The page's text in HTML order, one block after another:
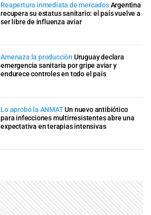
Reapertura inmediata de mercadosArgentina
recupera su estatus sanitario: el país vuelve a
ser libre de influenza aviar
Amenaza la producción Uruguay declara
emergencia sanitaria por gripe aviar y
endurece controles en todo el país
Lo aprobó la ANMATUn nuevo antibiótico
para infecciones multirresistentes abre una
expectativa en terapias intensivas